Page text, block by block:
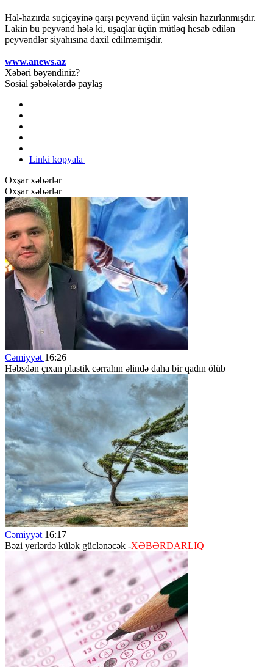
Hal-hazırda suçiçəyinə qarşı peyvənd üçün vaksin hazırlanmışdır.
Lakin bu peyvənd hələ ki, uşaqlar üçün mütləq hesab edilən
peyvəndlər siyahısına daxil edilməmişdir.
www.anews.az
Xəbəri bəyəndiniz?
Sosial şəbəkələrdə paylaş
Linki kopyala
Oxşar xəbərlər
Oxşar xəbərlər
Cəmiyyət 16:26
Həbsdən çıxan plastik cərrahın əlində daha bir qadın ölüb
Cəmiyyət 16:17
Bəzi yerlərdə külək güclənəcək -XƏBƏRDARLIQ